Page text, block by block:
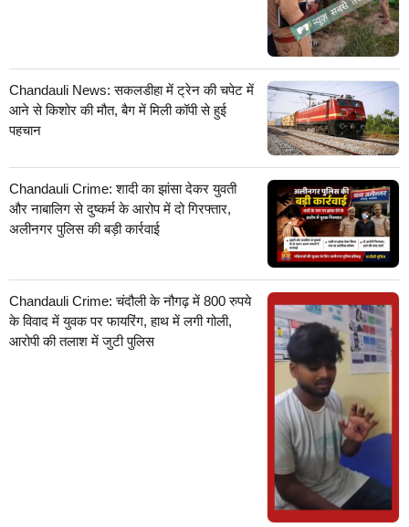
Chandauli News: सकलडीहा में ट्रेन की चपेट में
आने से किशोर की मौत, बैग में मिली कॉपी से हुई
पहचान
Chandauli Crime: शादी का झांसा देकर युवती
और नाबालिग से दुष्कर्म के आरोप में दो गिरफ्तार,
अलीनगर पुलिस की बड़ी कार्रवाई
Chandauli Crime: चंदौली के नौगढ़ में 800 रुपये
के विवाद में युवक पर फायरिंग, हाथ में लगी गोली,
आरोपी की तलाश में जुटी पुलिस